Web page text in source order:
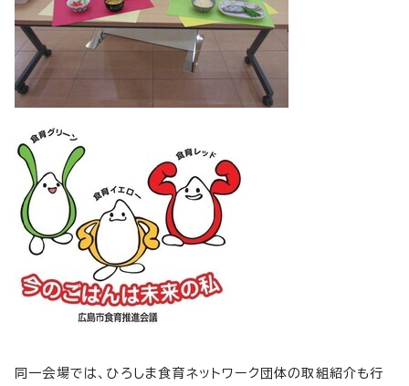
同一会場では、ひろしま食育ネットワーク団体の取組紹介も行